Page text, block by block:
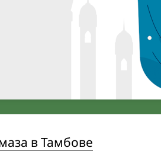
в Тамбове